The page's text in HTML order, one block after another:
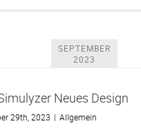
SEPTEMBER
2023
Neues Design
29th, 2023 | Allgemein